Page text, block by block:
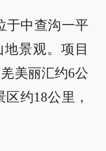
于中查沟一平
景观。项目
美丽汇约6公
约18公里，